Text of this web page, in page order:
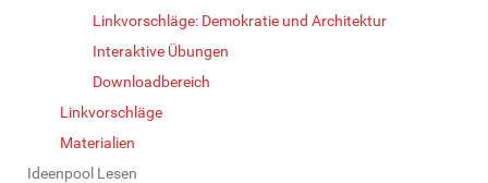
Linkvorschläge: Demokratie und Architektur
Interaktive Übungen
Downloadbereich
Linkvorschläge
Materialien
Ideenpool Lesen